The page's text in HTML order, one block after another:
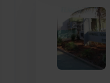
Esportes